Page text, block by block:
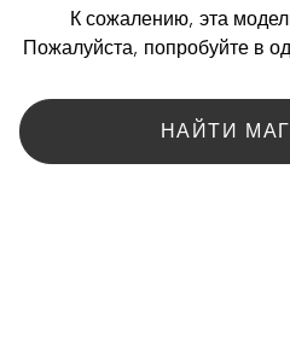
К сожалению, эта
Пожалуйста, попробуйте в
НАЙТИ